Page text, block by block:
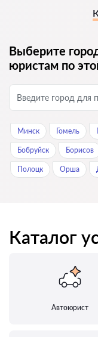
Выберите
юристам по
Минск Гомель
Бобруйск Борисов
Полоцк Орша
Каталог
Автоюрист